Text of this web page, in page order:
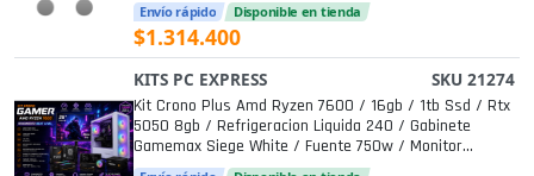
Envío rápido Disponible en tienda
$1.314.400
KITS PC EXPRESS SKU 21274
Kit Crono Plus Amd Ryzen 7600 / 16gb / 1tb Ssd / Rtx
5050 8gb / Refrigeracion Liquida 240 / Gabinete
Gamemax Siege White / Fuente 750w / Monitor
Gigabyte 25" Gs25f2